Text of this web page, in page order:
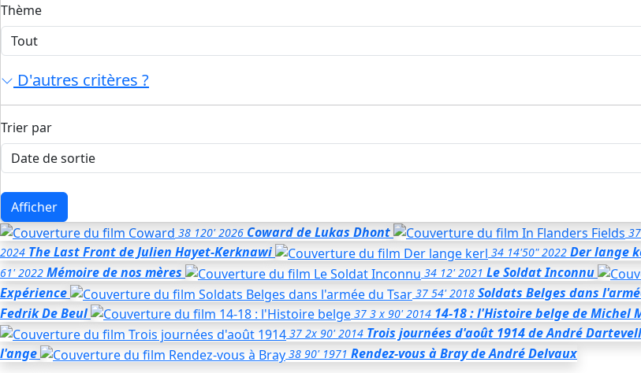
Thème
D'autres critères ?
Trier par
Afficher
38 120' 2026 Cowardde Lukas Dhont 37
2024 The Last Frontde Julien Hayet-Kerknawi 34 14'50" 2022 Der lange
61' 2022 Mémoire de nos mères 34 12' 2021 Le Soldat Inconnu
Expérience
37 54' 2018 Soldats Belges dans
Fedrik De Beul
37 3 x 90' 2014 14-18 : l'Histoire belgede Michel
37 2x 90' 2014 Trois journées d'août 1914de André
l'ange
38 90' 1971 Rendez-vous à Brayde André Delvaux